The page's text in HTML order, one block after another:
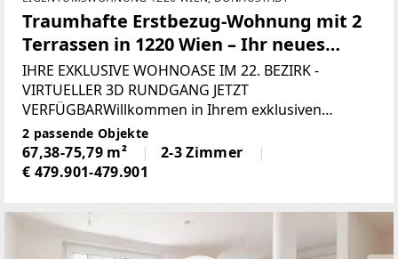
Traumhafte Erstbezug-Wohnung mit 2
Terrassen in 1220 Wien – Ihr neues
Zuhause! - JETZT ZUSCHLAGEN
IHRE EXKLUSIVE WOHNOASE IM 22. BEZIRK -
VIRTUELLER 3D RUNDGANG JETZT
VERFÜGBARWillkommen in Ihrem exklusiven
Eigenheim im begehrten 22. Bezirk! Die einzigartige
Lage mit perfekter Verbindung zur U-Bahn-Station
Kagraner Platz U1, bietet Ihnen eine
2 passende Objekte
67,38-75,79 m²
2-3 Zimmer
€ 479.901-479.901